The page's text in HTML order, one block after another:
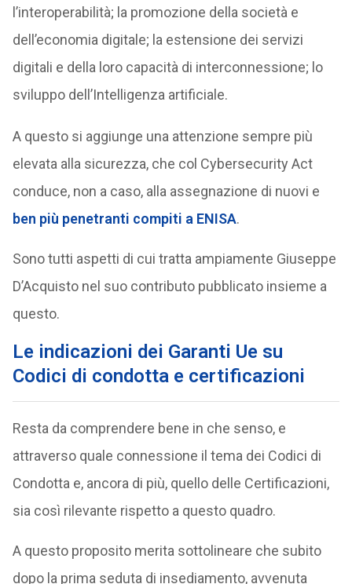
l’interoperabilità; la promozione della società e
dell’economia digitale; la estensione dei servizi
digitali e della loro capacità di interconnessione; lo
sviluppo dell’Intelligenza artificiale.
A questo si aggiunge una attenzione sempre più
elevata alla sicurezza, che col Cybersecurity Act
conduce, non a caso, alla assegnazione di nuovi e
ben più penetranti compiti a ENISA.
Sono tutti aspetti di cui tratta ampiamente Giuseppe
D’Acquisto nel suo contributo pubblicato insieme a
questo.
Le indicazioni dei Garanti Ue su
Codici di condotta e certificazioni
Resta da comprendere bene in che senso, e
attraverso quale connessione il tema dei Codici di
Condotta e, ancora di più, quello delle Certificazioni,
sia così rilevante rispetto a questo quadro.
A questo proposito merita sottolineare che subito
dopo la prima seduta di insediamento, avvenuta